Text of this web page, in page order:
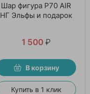
Шар фигура P70 AIR
НГ Эльфы и подарок
1 500 ₽
В корзину
Купить в 1 клик